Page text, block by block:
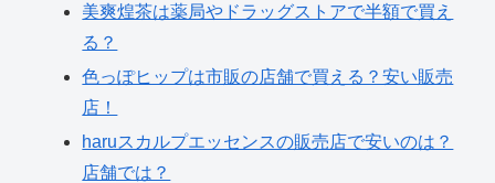
美爽煌茶は薬局やドラッグストアで半額で買え
る？
色っぽヒップは市販の店舗で買える？安い販売
店！
haruスカルプエッセンスの販売店で安いのは？
店舗では？